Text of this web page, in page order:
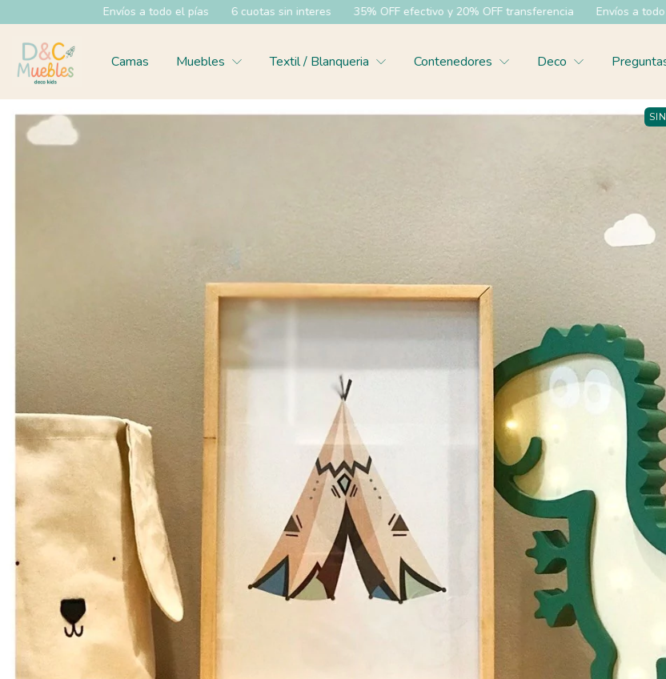
Envíos a todo el pías 6 cuotas sin interes 35% OFF efectivo y 20% OFF transferencia Envíos a todo el pías 6
Camas Muebles Textil / Blanqueria Contenedores Deco